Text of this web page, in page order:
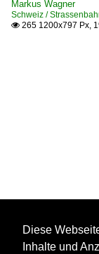
Markus Wagner
Schweiz /
 265 1200x797 Px,
Diese
Inhalte und